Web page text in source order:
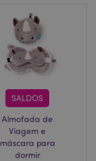
SALDOS
Almofada de
Viagem e
máscara para
dormir